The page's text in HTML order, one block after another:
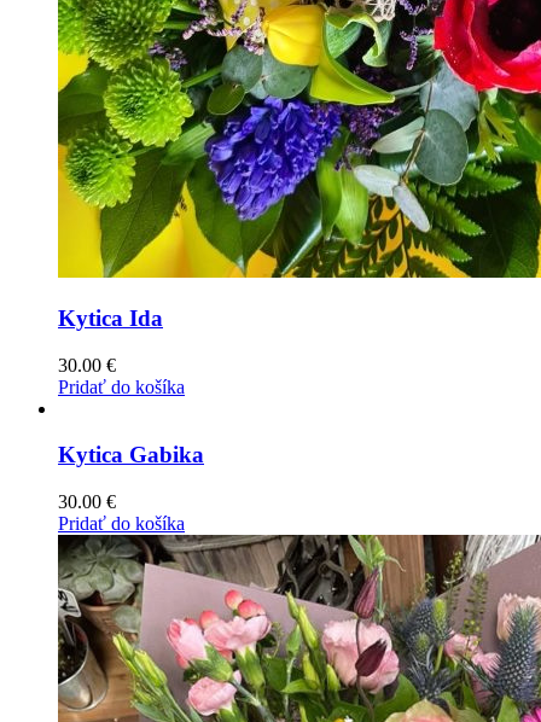
Kytica Ida
30.00 €
Pridať do košíka
Kytica Gabika
30.00 €
Pridať do košíka